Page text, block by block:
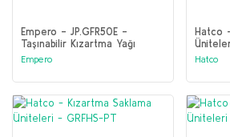
Empero - JP.GFR50E -
Taşınabilir Kızartma Yağı
Filtresi - 50 Lt/dk
Empero
Hatco
Hatco